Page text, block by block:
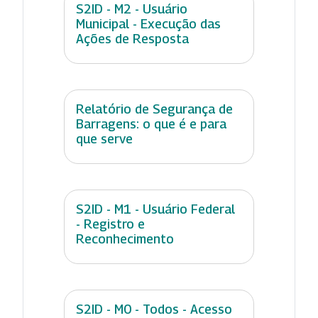
S2ID - M2 - Usuário
Municipal - Execução das
Ações de Resposta
Relatório de Segurança de
Barragens: o que é e para
que serve
S2ID - M1 - Usuário Federal
- Registro e
Reconhecimento
S2ID - M0 - Todos - Acesso